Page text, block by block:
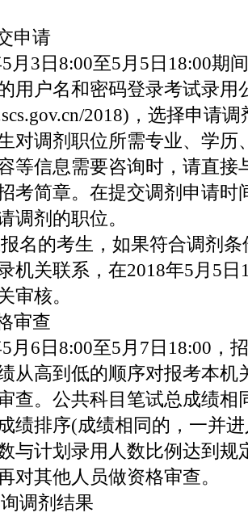
申请
月3日8:00至5月5日18:00期
用户名和密码登录考试录用
2018)，选择申请
对调剂职位所需专业、学历
等信息需要咨询时，请直接
考简章。在提交调剂申请时
调剂的职位。
名的考生，如果符合调剂
机关联系，在2018年5月5日
审核。
审查
月6日8:00至5月7日18:00，
从高到低的顺序对报考本机
查。公共科目笔试总成绩相
绩排序(成绩相同的，一并
与计划录用人数比例达到规
对其他人员做资格审查。
调剂结果